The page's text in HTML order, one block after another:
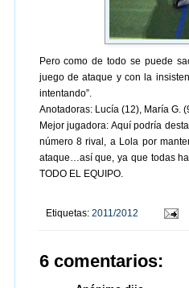
Pero como de todo se puede
juego de ataque y con la
intentando”.
Anotadoras: Lucía (12), María G.
Mejor jugadora: Aquí podría
número 8 rival, a Lola por
ataque…así que, ya que todas
TODO EL EQUIPO.
Etiquetas: 2011/2012
6 comentarios: